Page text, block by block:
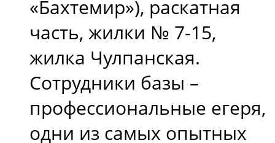
«Бахтемир»), раскатная
часть, жилки № 7-15,
жилка Чулпанская.
Сотрудники базы –
профессиональные егеря,
одни из самых опытных